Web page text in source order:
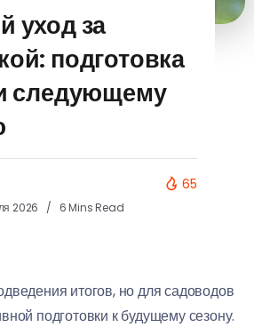
уход за
подготовка
следующему
2026 6 Mins Read
65
итогов, но для садоводов
подготовки к будущему сезону.